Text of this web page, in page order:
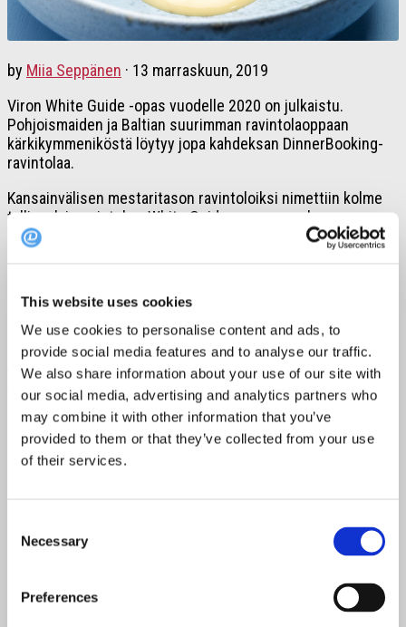
This website uses cookies
We use cookies to personalise content and ads, to
provide social media features and to analyse our traffic.
We also share information about your use of our site with
our social media, advertising and analytics partners who
may combine it with other information that you’ve
provided to them or that they’ve collected from your use
of their services.
Selection
Necessary
Preferences
by Miia Seppänen · 13 marraskuun, 2019
Viron White Guide -opas vuodelle 2020 on julkaistu.
Pohjoismaiden ja Baltian suurimman ravintolaoppaan
kärkikymmeniköstä löytyy jopa kahdeksan DinnerBooking-
ravintolaa.
Kansainvälisen mestaritason ravintoloiksi nimettiin kolme
tallinnalaisravintolaa. White Guide -oppaan mukaan paras
virolaisravintola on tallinnalainen
NOA Chef’s Hall. Toiselle ja
kolmannelle sijalle kipusivat niin ikään tallinnalaiset
Mestaritason ravintoloita puolestaan ovat Tallinnan
Chef’s Side, saarenmaalla sijaitsevaAlexander, tallinnalaiset
Ore,Juur jaArt Priorisekä otepääläinenGMP Pühajärve
restoran. Korkean tason ravintoloista ylimmän sijan nappasi
Horisont Restaurant & Bar
Tags:White Guide
Next storyPikkujoulupaikka hukassa? Vinkit